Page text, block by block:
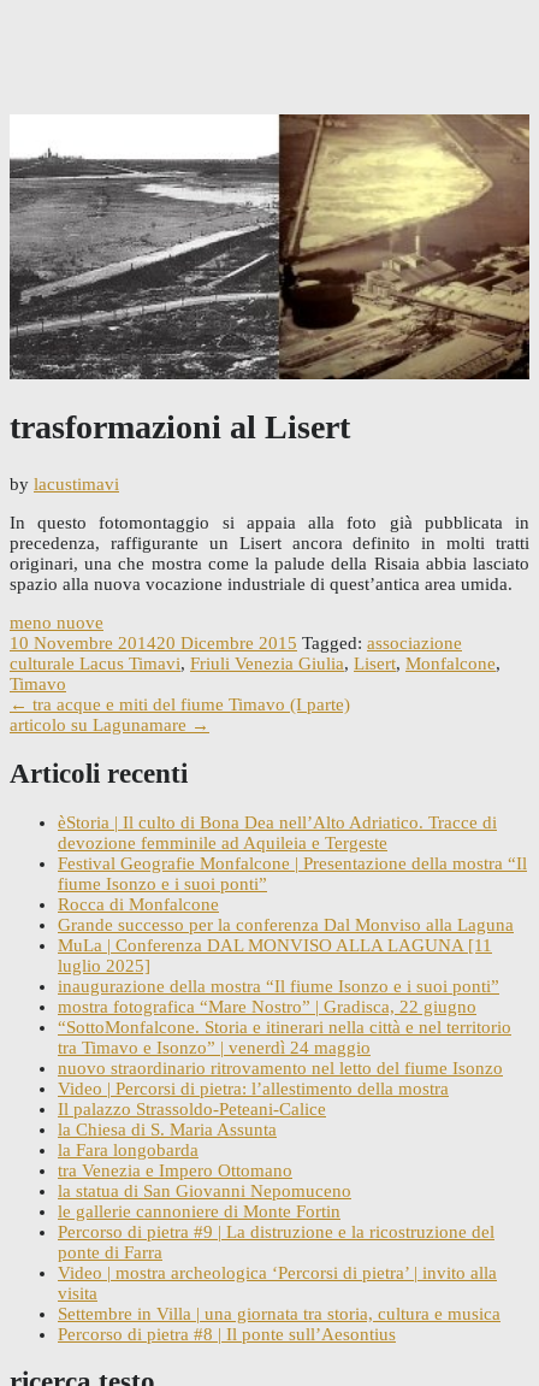
trasformazioni al Lisert
by lacustimavi
In questo fotomontaggio si appaia alla foto già pubblicata in
precedenza, raffigurante un Lisert ancora definito in molti tratti
originari, una che mostra come la palude della Risaia abbia lasciato
spazio alla nuova vocazione industriale di quest’antica area umida.
meno nuove
10 Novembre 201420 Dicembre 2015 Tagged: associazione
culturale Lacus Timavi, Friuli Venezia Giulia, Lisert, Monfalcone,
Timavo
Post
navigation
← tra acque e miti del fiume Timavo (I parte)
articolo su Lagunamare →
Articoli recenti
èStoria | Il culto di Bona Dea nell’Alto Adriatico. Tracce di
devozione femminile ad Aquileia e Tergeste
Festival Geografie Monfalcone | Presentazione della mostra “Il
fiume Isonzo e i suoi ponti”
Rocca di Monfalcone
Grande successo per la conferenza Dal Monviso alla Laguna
MuLa | Conferenza DAL MONVISO ALLA LAGUNA [11
luglio 2025]
inaugurazione della mostra “Il fiume Isonzo e i suoi ponti”
mostra fotografica “Mare Nostro” | Gradisca, 22 giugno
“SottoMonfalcone. Storia e itinerari nella città e nel territorio
tra Timavo e Isonzo” | venerdì 24 maggio
nuovo straordinario ritrovamento nel letto del fiume Isonzo
Video | Percorsi di pietra: l’allestimento della mostra
Il palazzo Strassoldo-Peteani-Calice
la Chiesa di S. Maria Assunta
la Fara longobarda
tra Venezia e Impero Ottomano
la statua di San Giovanni Nepomuceno
le gallerie cannoniere di Monte Fortin
Percorso di pietra #9 | La distruzione e la ricostruzione del
ponte di Farra
Video | mostra archeologica ‘Percorsi di pietra’ | invito alla
visita
Settembre in Villa | una giornata tra storia, cultura e musica
Percorso di pietra #8 | Il ponte sull’Aesontius